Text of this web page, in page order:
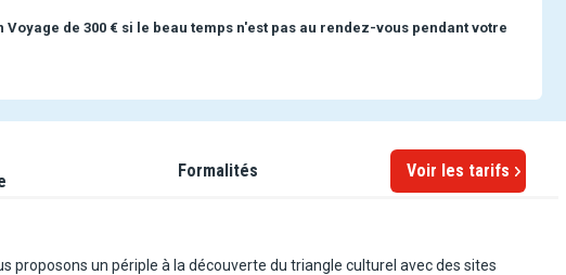
Voyage de 300 € si le beau temps n'est pas au rendez-vous pendant votre
Formalités Voir les tarifs
proposons un périple à la découverte du triangle culturel avec des sites